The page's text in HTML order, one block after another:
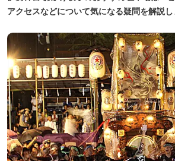
アクセスなどについて気になる疑問を解説し